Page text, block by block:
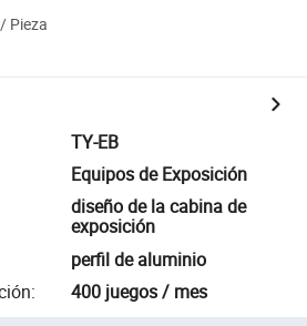
/ Pieza
TY-EB
Equipos de Exposición
diseño de la cabina de
exposición
perfil de aluminio
: 400 juegos / mes